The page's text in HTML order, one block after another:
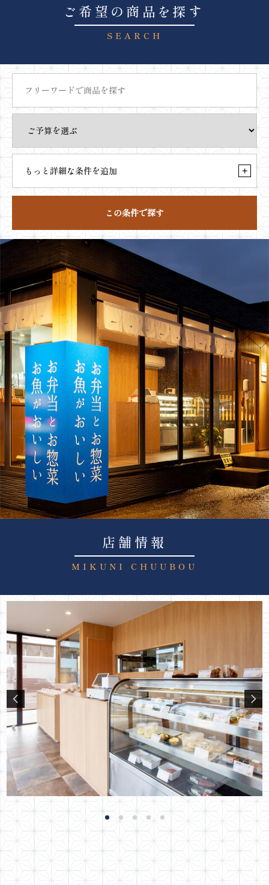
ご希望の商品を探す
SEARCH
もっと詳細な条件を追加 +
この条件で探す
店舗情報
MIKUNI CHUUBOU